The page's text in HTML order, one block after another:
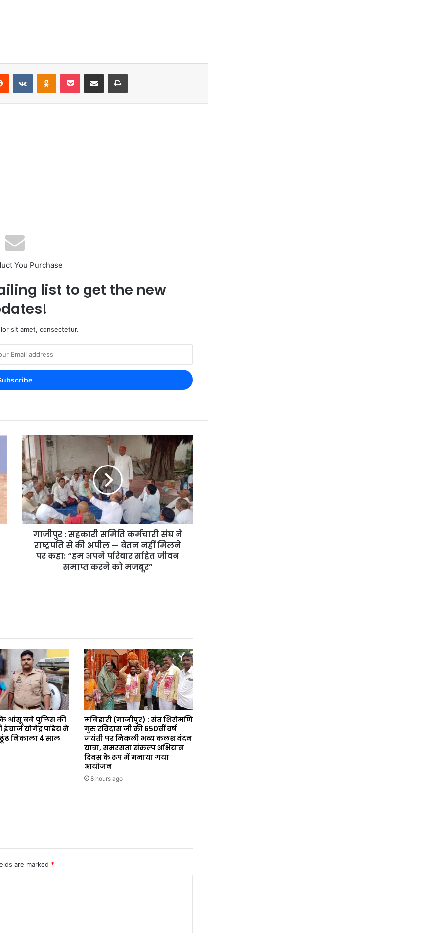
You Purchase
list to get the new
sit amet, consectetur.
गाजीपुर : सहकारी समिति कर्मचारी संघ ने
राष्ट्रपति से की अपील — वेतन नहीं मिलने
पर कहा: “हम अपने परिवार सहित जीवन
समाप्त करने को मजबूर”
आंसू बने पुलिस की
इंचार्ज योगेंद्र पांडेय ने
निकाला 4 साल
मनिहारी (गाजीपुर) : संत शिरोमणि
गुरु रविदास जी की 650वीं वर्ष
जयंती पर निकली भव्य कलश वंदन
यात्रा, समरसता संकल्प अभियान
दिवस के रूप में मनाया गया
आयोजन
8 hours ago
are marked *